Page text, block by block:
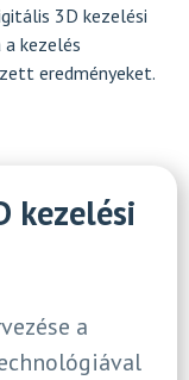
3D kezelési
kezelés
eredményeket.
kezelési
a